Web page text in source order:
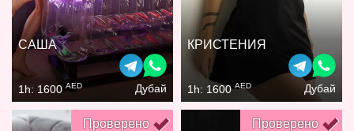
САША
1h: 1600 AED Дубай
КРИСТЕНИЯ
1h: 1600AED Дубай
Проверено Проверено